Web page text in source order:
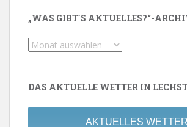
„WAS GIBT´S AKTUELLES?“-
„Was
Aktuelles?“-
DAS AKTUELLE WETTER IN